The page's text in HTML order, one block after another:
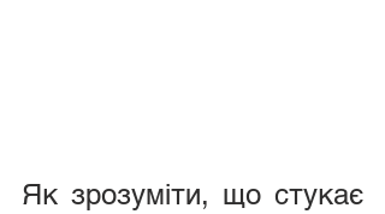
Як зрозуміти, що стукає